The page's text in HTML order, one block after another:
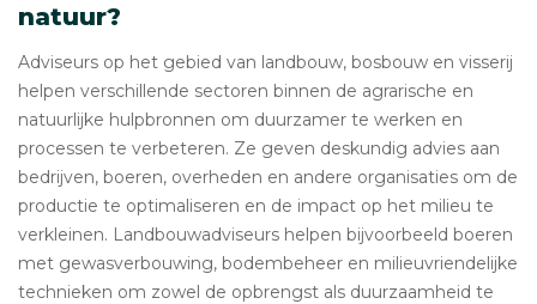
natuur?
Adviseurs op het gebied van landbouw, bosbouw en visserij
helpen verschillende sectoren binnen de agrarische en
natuurlijke hulpbronnen om duurzamer te werken en
processen te verbeteren. Ze geven deskundig advies aan
bedrijven, boeren, overheden en andere organisaties om de
productie te optimaliseren en de impact op het milieu te
verkleinen. Landbouwadviseurs helpen bijvoorbeeld boeren
met gewasverbouwing, bodembeheer en milieuvriendelijke
technieken om zowel de opbrengst als duurzaamheid te